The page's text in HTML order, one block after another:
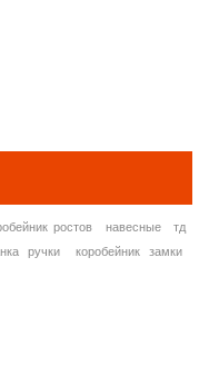
ростов навесные
тд
ручки
коробейник замки